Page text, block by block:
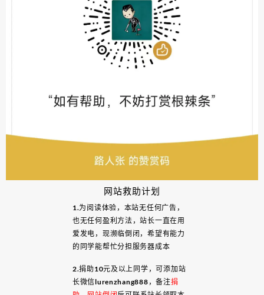
网站救助计划
1.为阅读体验，本站无任何广告，
也无任何盈利方法，站长一直在用
爱发电，现濒临倒闭，希望有能力
的同学能帮忙分担服务器成本
2.捐助10元及以上同学，可添加站
长微信lurenzhang888，备注捐